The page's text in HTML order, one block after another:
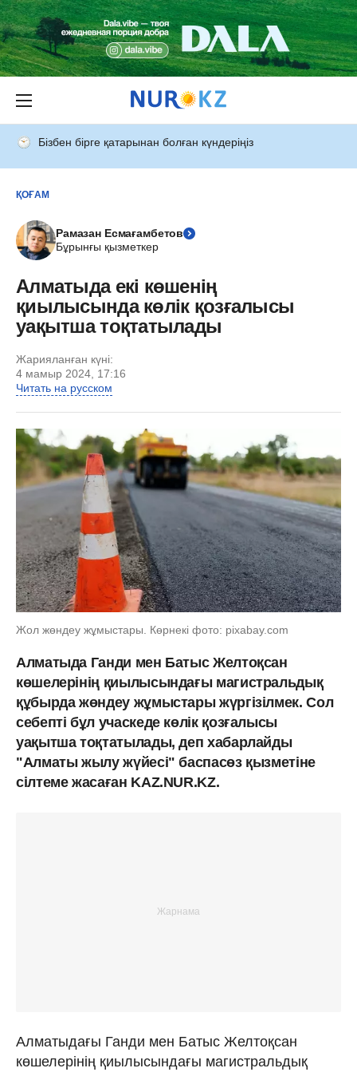
Бізбен бірге қатарынан болған күндеріңіз
ҚОҒАМ
Рамазан Есмағамбетов
Бұрынғы қызметкер
Алматыда екі көшенің
қиылысында көлік қозғалысы
уақытша тоқтатылады
Жарияланған күні:
4 мамыр 2024, 17:16
Читать на русском
Жол жөндеу жұмыстары. Көрнекі фото: pixabay.com
Алматыда Ганди мен Батыс Желтоқсан
көшелерінің қиылысындағы магистральдық
құбырда жөндеу жұмыстары жүргізілмек. Сол
себепті бұл учаскеде көлік қозғалысы
уақытша тоқтатылады, деп хабарлайды
"Алматы жылу жүйесі" баспасөз қызметіне
сілтеме жасаған KAZ.NUR.KZ.
Алматыдағы Ганди мен Батыс Желтоқсан
көшелерінің қиылысындағы магистральдық